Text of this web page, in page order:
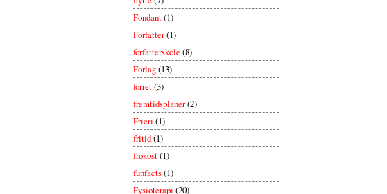
Fondant(1)
Forfatter(1)
forfatterskole(8)
Forlag(13)
forret(3)
fremtidsplaner(2)
Frieri (1)
fritid(1)
frokost(1)
funfacts(1)
Fysioterapi (20)